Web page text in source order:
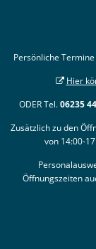
Persönliche
Hier
ODER Tel.06235
Zusätzlich zu den
von 14:00-
Öffnungszeiten